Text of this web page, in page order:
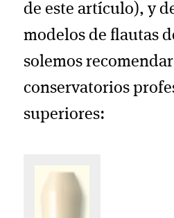
de este artículo), y
modelos de flautas
solemos
conservatorios
superiores: